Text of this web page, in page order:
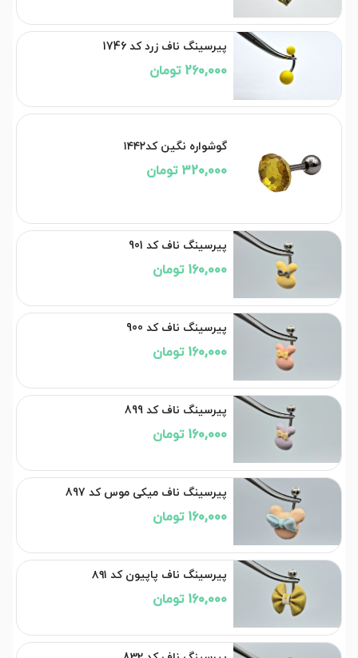
پیرسینگ ناف زرد کد 1746
260,000 تومان
گوشواره نگین کد۱۴۴۲
320,000 تومان
پیرسینگ ناف کد 901
160,000 تومان
پیرسینگ ناف کد 900
160,000 تومان
پیرسینگ ناف کد 899
160,000 تومان
پیرسینگ ناف میکی موس کد 897
160,000 تومان
پیرسینگ ناف پاپیون کد ۸۹۱
160,000 تومان